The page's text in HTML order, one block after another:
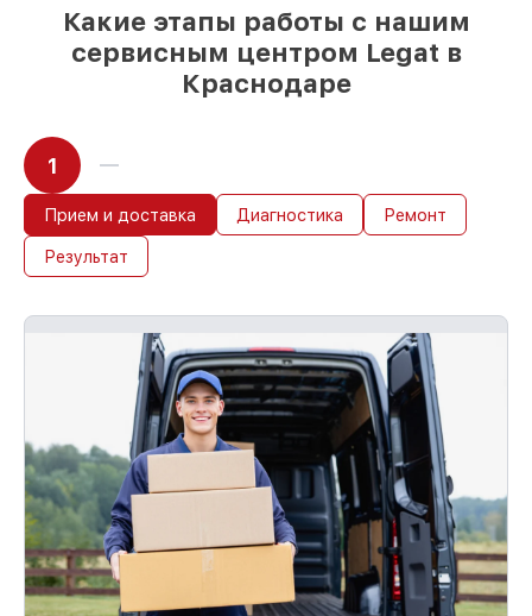
Какие этапы работы с нашим
сервисным центром Legat в
Краснодаре
1
Прием и доставка Диагностика Ремонт
Результат